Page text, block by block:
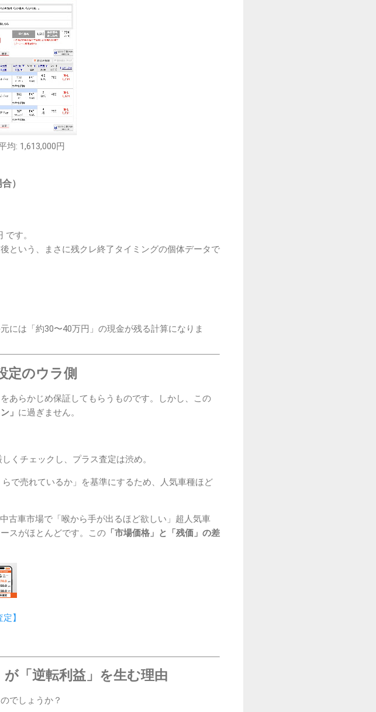
均: 1,613,000円
）
す。
という、まさに残クレ終了タイミングの個体データで
には「約30〜40万円」の現金が残る計算になりま
定のウラ側
あらかじめ保証してもらうものです。しかし、この
」 に過ぎません。
くチェックし、プラス査定は渋め。
で売れているか」を基準にするため、人気車種ほど
古車市場で「喉から手が出るほど欲しい」超人気車
スがほとんどです。この 「市場価格」と「残価」の差
】
「逆転利益」を生む理由
でしょうか？